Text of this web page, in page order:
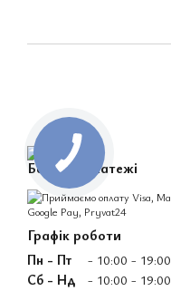
Безпечні платежі
Графік роботи
Пн - Пт
- 10:00 - 19:00
Сб - Нд
- 10:00 - 19:00